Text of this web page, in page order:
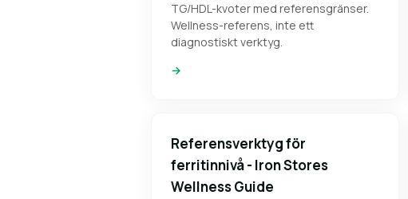
TG/HDL-kvoter med referensgränser.
Wellness-referens, inte ett
diagnostiskt verktyg.
→
Referensverktyg för
ferritinnivå - Iron Stores
Wellness Guide